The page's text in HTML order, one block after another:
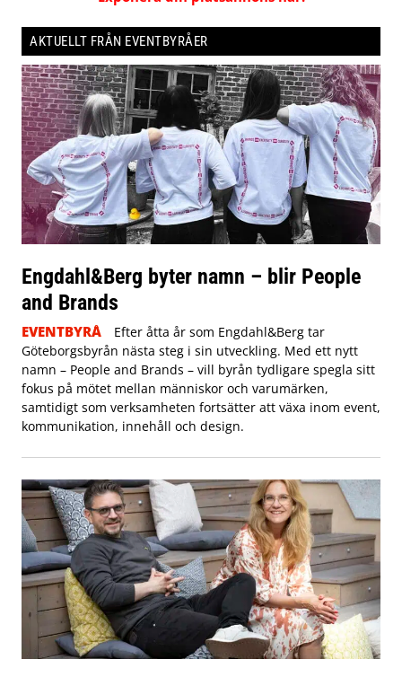
AKTUELLT FRÅN EVENTBYRÅER
Engdahl&Berg byter namn – blir People
and Brands
EVENTBYRÅ
Efter åtta år som Engdahl&Berg tar
Göteborgsbyrån nästa steg i sin utveckling. Med ett nytt
namn – People and Brands – vill byrån tydligare spegla sitt
fokus på mötet mellan människor och varumärken,
samtidigt som verksamheten fortsätter att växa inom event,
kommunikation, innehåll och design.